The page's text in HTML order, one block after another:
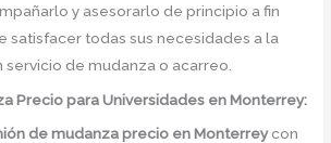
y asesorarlo de principio a fin
satisfacer todas sus necesidades a la
de mudanza o acarreo.
Preciopara Universidades en Monterrey:
de mudanza precio enMonterreycon